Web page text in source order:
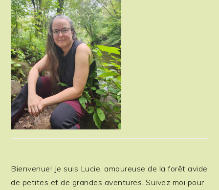
Bienvenue! Je suis Lucie, amoureuse de la forêt avide
de petites et de grandes aventures. Suivez moi pour